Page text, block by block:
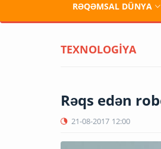
RƏQƏMSAL DÜNYA
TEXNOLOGİYA
Rəqs edən
21-08-2017 12:00